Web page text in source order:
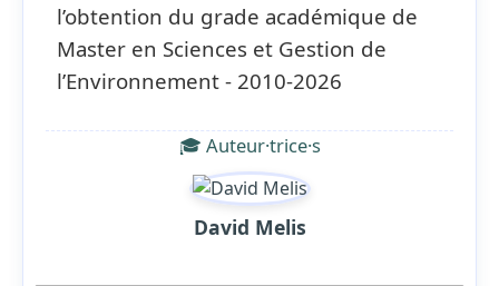
l’obtention du grade académique de
Master en Sciences et Gestion de
l’Environnement - 2010-2026
🎓 Auteur·trice·s
David Melis